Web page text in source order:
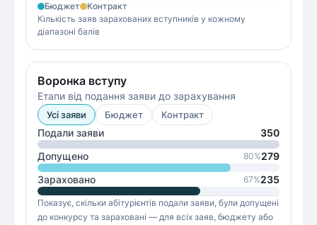
Бюджет
Контракт
Кількість заяв зарахованих вступників у кожному
діапазоні балів
Воронка вступу
Етапи від подання заяви до зарахування
Усі заяви Бюджет Контракт
Подали заяви
350
Допущено
80%279
Зараховано
67%235
Показує, скільки абітурієнтів подали заяви, були допущені
до конкурсу та зараховані — для всіх заяв, бюджету або